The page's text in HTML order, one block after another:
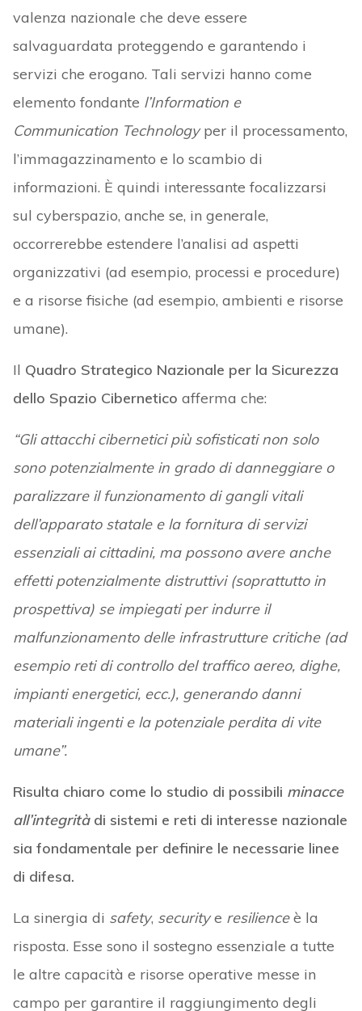
valenza nazionale che deve essere
salvaguardata proteggendo e garantendo i
servizi che erogano. Tali servizi hanno come
elemento fondante l’Information e
Communication Technologyper il processamento,
l’immagazzinamento e lo scambio di
informazioni. È quindi interessante focalizzarsi
sul cyberspazio, anche se, in generale,
occorrerebbe estendere l’analisi ad aspetti
organizzativi (ad esempio, processi e procedure)
e a risorse fisiche (ad esempio, ambienti e risorse
umane).
Il Quadro Strategico Nazionale per la Sicurezza
dello Spazio Cibernetico afferma che:
“Gli attacchi cibernetici più sofisticati non solo
sono potenzialmente in grado di danneggiare o
paralizzare il funzionamento di gangli vitali
dell’apparato statale e la fornitura di servizi
essenziali ai cittadini, ma possono avere anche
effetti potenzialmente distruttivi (soprattutto in
prospettiva) se impiegati per indurre il
malfunzionamento delle infrastrutture critiche (ad
esempio reti di controllo del traffico aereo, dighe,
impianti energetici, ecc.), generando danni
materiali ingenti e la potenziale perdita di vite
umane”.
Risulta chiaro come lo studio di possibili minacce
all’integritàdi sistemi e reti di interesse nazionale
sia fondamentale per definire le necessarie linee
di difesa.
La sinergia di safety, securitye resilienceè la
risposta. Esse sono il sostegno essenziale a tutte
le altre capacità e risorse operative messe in
campo per garantire il raggiungimento degli